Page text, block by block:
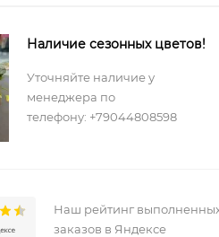
Наличие сезонных цветов!
Уточняйте наличие у
менеджера по
телефону: +79044808598
Наш рейтинг
заказов в Яндексе